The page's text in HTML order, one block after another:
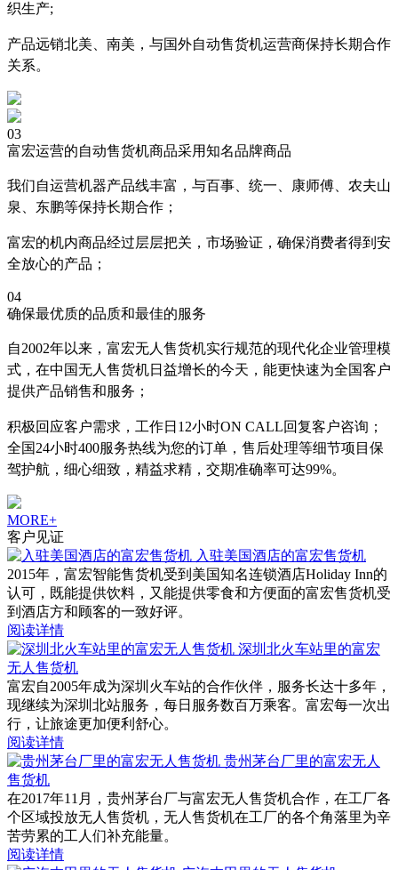
织生产;
产品远销北美、南美，与国外自动售货机运营商保持长期合作
关系。
03
富宏运营的自动售货机商品采用知名品牌商品
我们自运营机器产品线丰富，与百事、统一、康师傅、农夫山
泉、东鹏等保持长期合作；
富宏的机内商品经过层层把关，市场验证，确保消费者得到安
全放心的产品；
04
确保最优质的品质和最佳的服务
自2002年以来，富宏无人售货机实行规范的现代化企业管理模
式，在中国无人售货机日益增长的今天，能更快速为全国客户
提供产品销售和服务；
积极回应客户需求，工作日12小时ON CALL回复客户咨询；
全国24小时400服务热线为您的订单，售后处理等细节项目保
驾护航，细心细致，精益求精，交期准确率可达99%。
MORE+
客户见证
入驻美国酒店的富宏售货机
2015年，富宏智能售货机受到美国知名连锁酒店Holiday Inn的
认可，既能提供饮料，又能提供零食和方便面的富宏售货机受
到酒店方和顾客的一致好评。
阅读详情
深圳北火车站里的富宏
无人售货机
富宏自2005年成为深圳火车站的合作伙伴，服务长达十多年，
现继续为深圳北站服务，每日服务数百万乘客。富宏每一次出
行，让旅途更加便利舒心。
阅读详情
贵州茅台厂里的富宏无人
售货机
在2017年11月，贵州茅台厂与富宏无人售货机合作，在工厂各
个区域投放无人售货机，无人售货机在工厂的各个角落里为辛
苦劳累的工人们补充能量。
阅读详情